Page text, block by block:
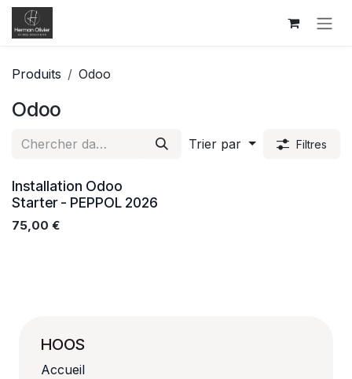
Se rendre au contenu
Produits Odoo
Odoo
Trier par Filtres
Installation Odoo
Starter - PEPPOL 2026
75,00 €
HOOS
Accueil